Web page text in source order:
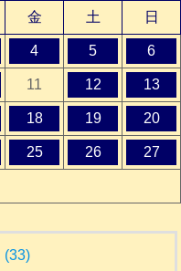
金 土 日
4 5 6
11 12 13
18 19 20
25 26 27
(33)